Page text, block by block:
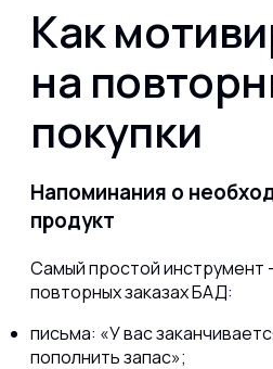
Как
на
покупки
Напоминания о
продукт
Самый простой инструмент
повторных заказах БАД:
письма: «У вас
пополнить запас»;